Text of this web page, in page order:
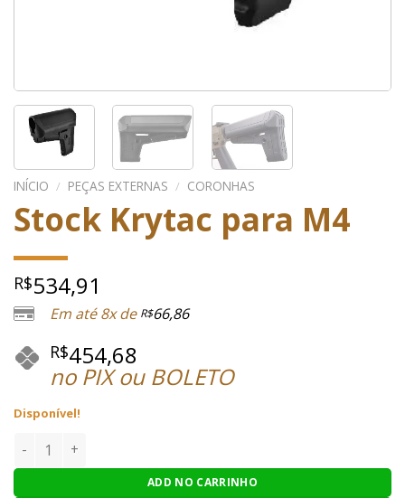
INÍCIO / PEÇAS EXTERNAS / CORONHAS
Stock Krytac para M4
R$534,91
Em até 8x de R$66,86
R$454,68
no PIX ou BOLETO
Disponível!
Stock Krytac para M4 quantidade
ADD NO CARRINHO